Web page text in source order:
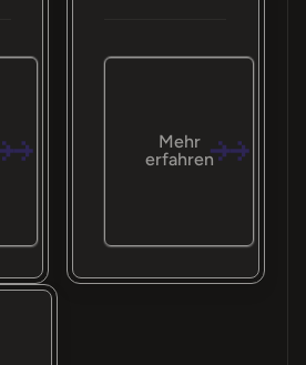
Mehr
erfahren